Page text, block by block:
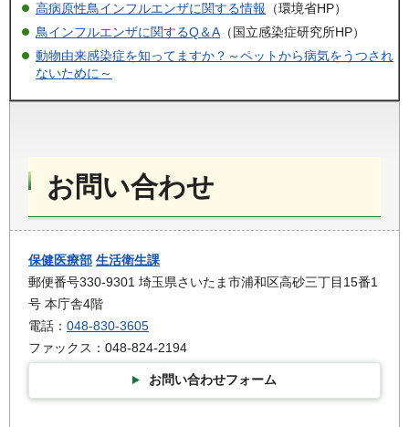
高病原性鳥インフルエンザに関する情報 （環境省HP）
鳥インフルエンザに関するQ＆A（国立感染症研究所HP）
動物由来感染症を知ってますか？～ペットから病気をうつされ
ないために～
お問い合わせ
保健医療部 生活衛生課
郵便番号330-9301 埼玉県さいたま市浦和区高砂三丁目15番1
号 本庁舎4階
電話： 048-830-3605
ファックス：048-824-2194
お問い合わせフォーム